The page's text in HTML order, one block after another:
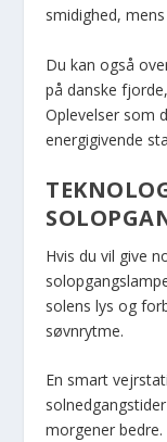
smidighed,
Du kan også
på danske
Oplevelser som
energigivende
Hvis du vil give
solens lys og
søvnrytme.
En smart
morgener